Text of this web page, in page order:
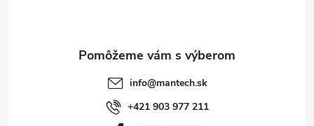
info@mantech.sk
+421 903 977 211